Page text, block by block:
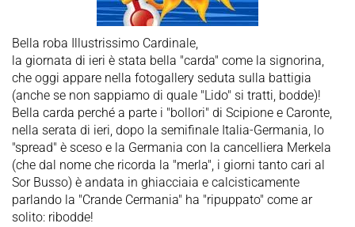
Bella roba Illustrissimo Cardinale,
la giornata di ieri è stata bella "carda" come la signorina,
che oggi appare nella fotogallery seduta sulla battigia
(anche se non sappiamo di quale "Lido" si tratti, bodde)!
Bella carda perché a parte i "bollori" di Scipione e Caronte,
nella serata di ieri, dopo la semifinale Italia-Germania, lo
"spread" è sceso e la Germania con la cancelliera Merkela
(che dal nome che ricorda la "merla", i giorni tanto cari al
Sor Busso) è andata in ghiacciaia e calcisticamente
parlando la "Crande Cermania" ha "ripuppato" come ar
solito: ribodde!